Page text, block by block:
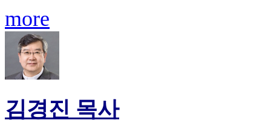
more
김경진 목사